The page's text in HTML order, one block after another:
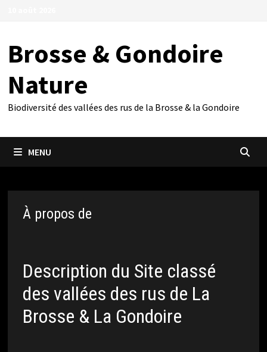
Brosse & Gondoire
Nature
Biodiversité des vallées des rus de la Brosse & la Gondoire
MENU
À propos de
Description du Site classé
des vallées des rus de La
Brosse & La Gondoire